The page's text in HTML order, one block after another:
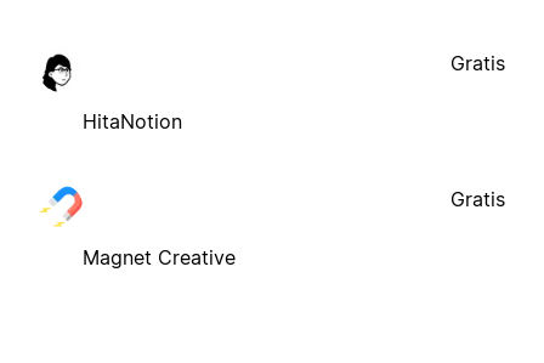
HitaNotion
Gratis
Magnet Creative
Gratis